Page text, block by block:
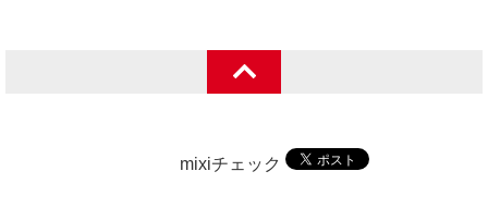
mixiチェック